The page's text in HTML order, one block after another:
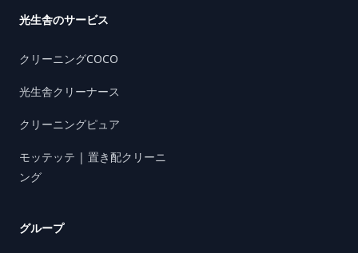
光生舎のサービス
クリーニングCOCO
光生舎クリーナース
クリーニングピュア
モッテッテ | 置き配クリーニ
ング
グループ